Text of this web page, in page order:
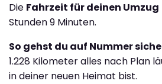
Die Fahrzeit für deinen Umzug
Stunden 9 Minuten.
So gehst du auf Nummer
1.228 Kilometer alles nach Plan
in deiner neuen Heimat bist.